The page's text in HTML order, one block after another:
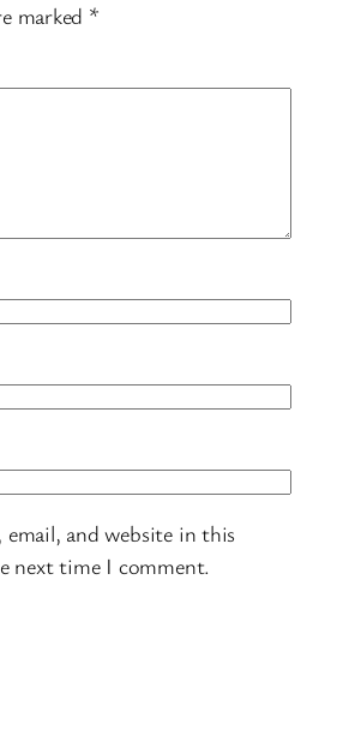
marked *
email, and website in this
next time I comment.